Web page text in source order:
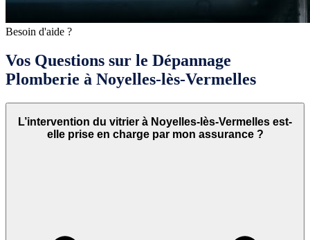
Besoin d'aide ?
Vos Questions sur le Dépannage
Plomberie à Noyelles-lès-Vermelles
L’intervention du vitrier à Noyelles-lès-Vermelles est-
elle prise en charge par mon assurance ?